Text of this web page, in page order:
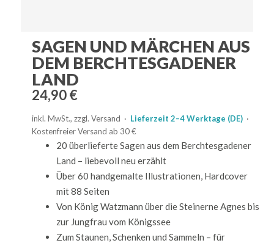
SAGEN UND MÄRCHEN AUS
DEM BERCHTESGADENER
LAND
24,90€
inkl. MwSt., zzgl. Versand · Lieferzeit 2–4 Werktage (DE) ·
Kostenfreier Versand ab 30 €
20 überlieferte Sagen aus dem Berchtesgadener
Land – liebevoll neu erzählt
Über 60 handgemalte Illustrationen, Hardcover
mit 88 Seiten
Von König Watzmann über die Steinerne Agnes bis
zur Jungfrau vom Königssee
Zum Staunen, Schenken und Sammeln – für